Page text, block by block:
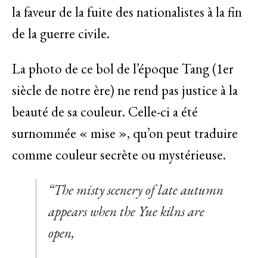
la faveur de la fuite des nationalistes à la fin
de la guerre civile.
La photo de ce bol de l’époque Tang (1er
siècle de notre ère) ne rend pas justice à la
beauté de sa couleur. Celle-ci a été
surnommée « mise », qu’on peut traduire
comme couleur secrète ou mystérieuse.
“The misty scenery of late autumn
appears when the Yue kilns are
open,